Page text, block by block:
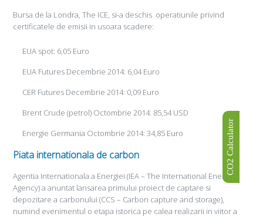
Bursa de la Londra, The ICE, si-a deschis operatiunile privind
certificatele de emisii in usoara scadere:
EUA spot: 6,05 Euro
EUA Futures Decembrie 2014: 6,04 Euro
CER Futures Decembrie 2014: 0,09 Euro
Brent Crude (petrol) Octombrie 2014: 85,54 USD
Energie Germania Octombrie 2014: 34,85 Euro
Piata internationala de carbon
Agentia Internationala a Energiei (IEA – The International Energy
Agency) a anuntat lansarea primului proiect de captare si
depozitare a carbonului (CCS – Carbon capture and storage),
numind evenimentul o etapa istorica pe calea realizarii in viitor a
CO2 Calculator